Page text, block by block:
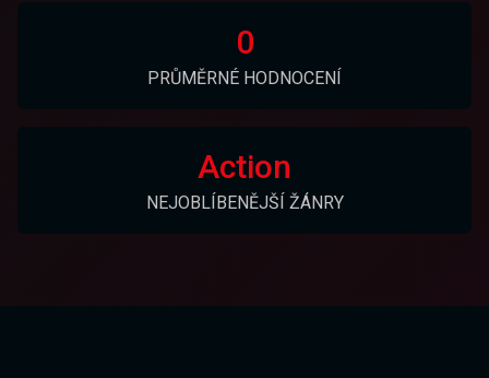
0
PRŮMĚRNÉ HODNOCENÍ
Action
NEJOBLÍBENĚJŠÍ ŽÁNRY